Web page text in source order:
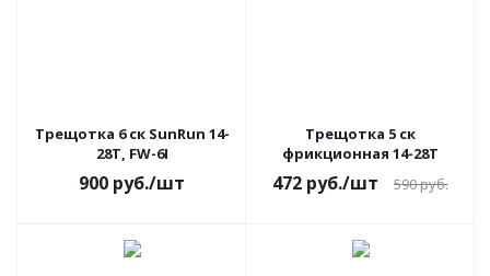
Трещотка 6 ск SunRun 14-
28T, FW-6I
900 руб./шт
Трещотка 5 ск
фрикционная 14-28T
472 руб./шт 590руб.